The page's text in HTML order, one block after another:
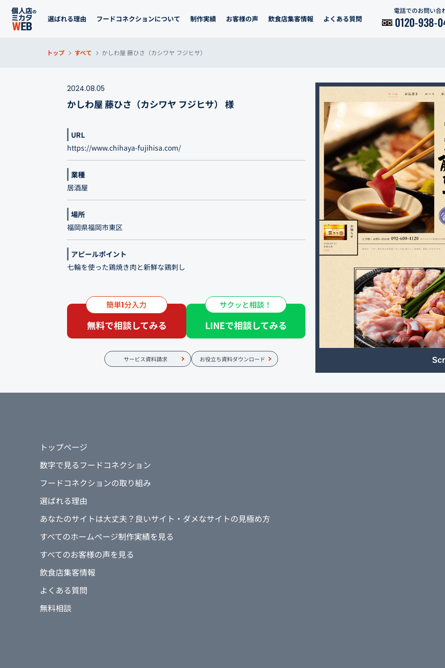
選ばれる理由 フードコネクションについて 制作実績 お客様の声 飲食店集客情報 よくある質問
電話でのお問い合
0120-938-
トップ すべて かしわ屋 藤ひさ（カシワヤ フジヒサ）
2024.08.05
かしわ屋 藤ひさ（カシワヤ フジヒサ） 様
URL
https://www.chihaya-fujihisa.com/
業種
居酒屋
場所
福岡県福岡市東区
アピールポイント
七輪を使った鶏焼き肉と新鮮な鶏刺し
さい。ご家族での夕食やご夫婦でのお食事にもぜひ。
簡単1分入力
無料で相談してみる
サクッと相談！
LINEで相談してみる
サービス資料請求 お役立ち資料ダウンロード
トップページ
数字で見るフードコネクション
フードコネクションの取り組み
選ばれる理由
あなたのサイトは大丈夫？良いサイト・ダメなサイトの見極め方
すべてのホームページ制作実績を見る
すべてのお客様の声を見る
飲食店集客情報
よくある質問
無料相談